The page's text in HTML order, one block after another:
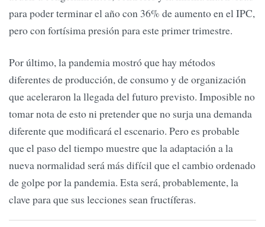
para poder terminar el año con 36% de aumento en el IPC,
pero con fortísima presión para este primer trimestre.
Por último, la pandemia mostró que hay métodos
diferentes de producción, de consumo y de organización
que aceleraron la llegada del futuro previsto. Imposible no
tomar nota de esto ni pretender que no surja una demanda
diferente que modificará el escenario. Pero es probable
que el paso del tiempo muestre que la adaptación a la
nueva normalidad será más difícil que el cambio ordenado
de golpe por la pandemia. Esta será, probablemente, la
clave para que sus lecciones sean fructíferas.